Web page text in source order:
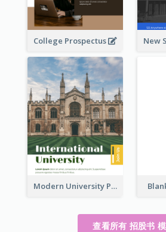
College Prospectus
Modern University Prospectus
查看所有 招股书